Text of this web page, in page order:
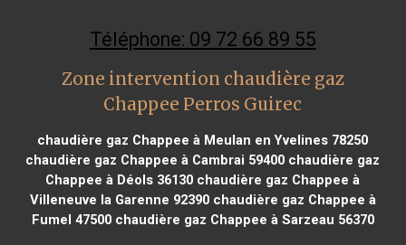
Téléphone: 09 72 66 89 55
Zone intervention chaudière gaz
Chappee Perros Guirec
chaudière gaz Chappee à Meulan en Yvelines 78250
chaudière gaz Chappee à Cambrai 59400 chaudière gaz
Chappee à Déols 36130 chaudière gaz Chappee à
Villeneuve la Garenne 92390chaudière gaz Chappee à
Fumel 47500chaudière gaz Chappee à Sarzeau 56370